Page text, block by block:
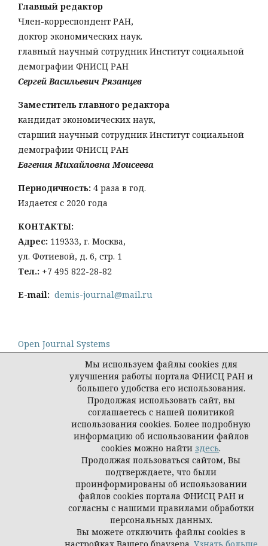
Главный редактор
Член-корреспондент РАН,
доктор экономических наук.
главный научный сотрудник Институт социальной
демографии ФНИСЦ РАН
Сергей Васильевич Рязанцев
Заместитель главного редактора
кандидат экономических наук,
старший научный сотрудник Институт социальной
демографии ФНИСЦ РАН
Евгения Михайловна Моисеева
Периодичность: 4 раза в год.
Издается с 2020 года
КОНТАКТЫ:
Адрес: 119333, г. Москва,
ул. Фотиевой, д. 6, стр. 1
Тел.: +7 495 822-28-82
E-mail: demis-journal@mail.ru
Open Journal Systems
Политика конфиденциальности персональных
© Демис. Демографические исследования, 2026
Мы используем файлы cookies для
улучшения работы портала ФНИСЦ РАН и
большего удобства его использования.
Продолжая использовать сайт, вы
соглашаетесь с нашей политикой
использования cookies. Более подробную
информацию об использовании файлов
cookies можно найти здесь.
Продолжая пользоваться сайтом, Вы
подтверждаете, что были
проинформированы об использовании
файлов cookies портала ФНИСЦ РАН и
согласны с нашими правилами обработки
персональных данных.
Вы можете отключить файлы cookies в